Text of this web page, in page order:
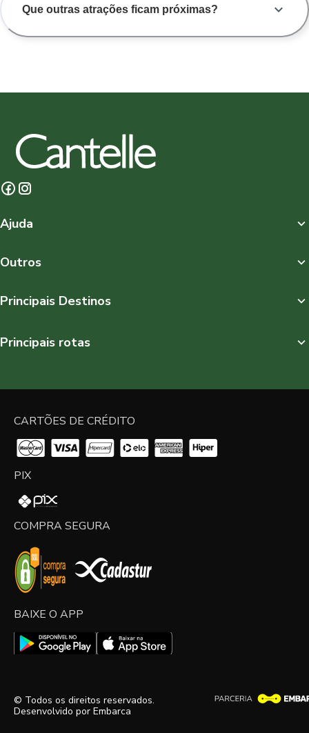
Que outras atrações ficam próximas?
Ajuda
Outros
Principais Destinos
Principais rotas
CARTÕES DE CRÉDITO
PIX
COMPRA SEGURA
BAIXE O APP
© Todos os direitos reservados.
Desenvolvido por Embarca